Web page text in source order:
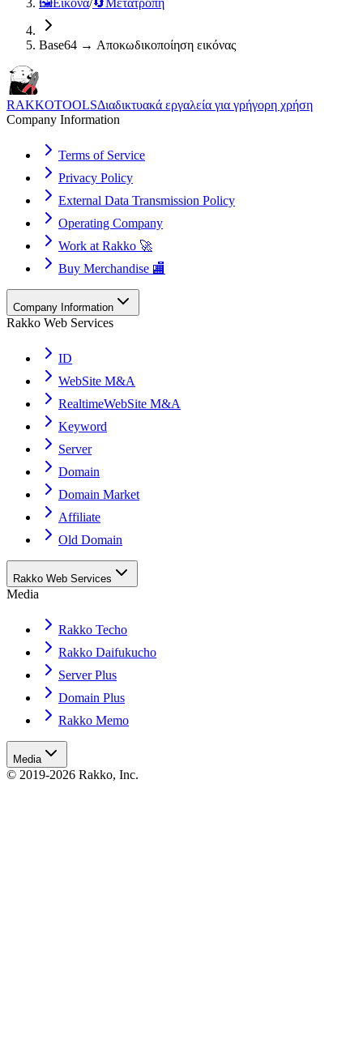
Base64 → Αποκωδικοποίηση εικόνας
RAKKOTOOLSΔιαδικτυακά εργαλεία για γρήγορη χρήση
Company Information
Terms of Service
Privacy Policy
External Data Transmission Policy
Operating Company
Work at Rakko 🚀
Buy Merchandise 🏬
Company Information
Rakko Web Services
ID
WebSite M&A
RealtimeWebSite M&A
Keyword
Server
Domain
Domain Market
Affiliate
Old Domain
Rakko Web Services
Media
Rakko Techo
Rakko Daifukucho
Server Plus
Domain Plus
Rakko Memo
Media
© 2019-2026 Rakko, Inc.